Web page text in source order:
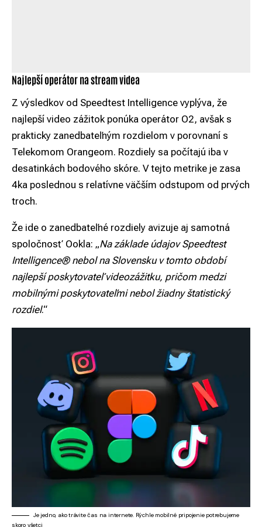
Najlepší operátor na stream videa
Z výsledkov od Speedtest Intelligence vyplýva, že
najlepší video zážitok ponúka operátor O2, avšak s
prakticky zanedbateľným rozdielom v porovnaní s
Telekomom Orangeom. Rozdiely sa počítajú iba v
desatinkách bodového skóre. V tejto metrike je zasa
4ka poslednou s relatívne väčším odstupom od prvých
troch.
Že ide o zanedbateľné rozdiely avizuje aj samotná
spoločnosť Ookla: „Na základe údajov Speedtest
Intelligence® nebol na Slovensku v tomto období
najlepší poskytovateľ videozážitku, pričom medzi
mobilnými poskytovateľmi nebol žiadny štatistický
rozdiel.“
Je jedno, ako trávite čas na internete. Rýchle mobilné pripojenie potrebujeme
skoro všetci